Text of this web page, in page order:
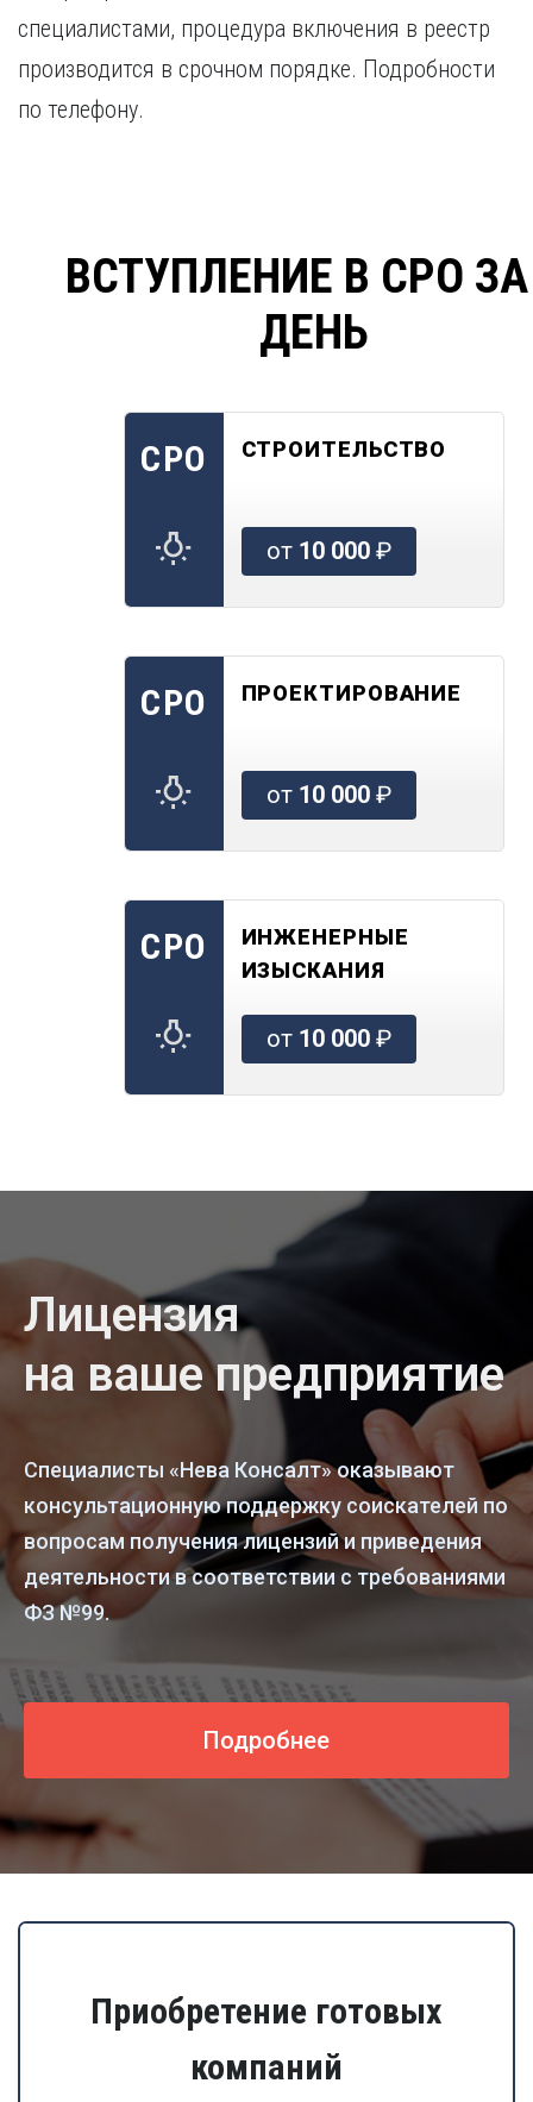
специалистами, процедура включения в реестр
производится в срочном порядке. Подробности
по телефону.
ВСТУПЛЕНИЕ В СРО
ДЕНЬ
СРО СТРОИТЕЛЬСТВО
от 10 000₽
СРО ПРОЕКТИРОВАНИЕ
от 10 000₽
СРО
ИНЖЕНЕРНЫЕ
ИЗЫСКАНИЯ
от 10 000₽
Лицензия
на ваше предприятие
Специалисты «Нева Консалт» оказывают
консультационную поддержку соискателей по
вопросам получения лицензий и приведения
деятельности в соответствии с требованиями
ФЗ №99.
Подробнее
Приобретение готовых
компаний